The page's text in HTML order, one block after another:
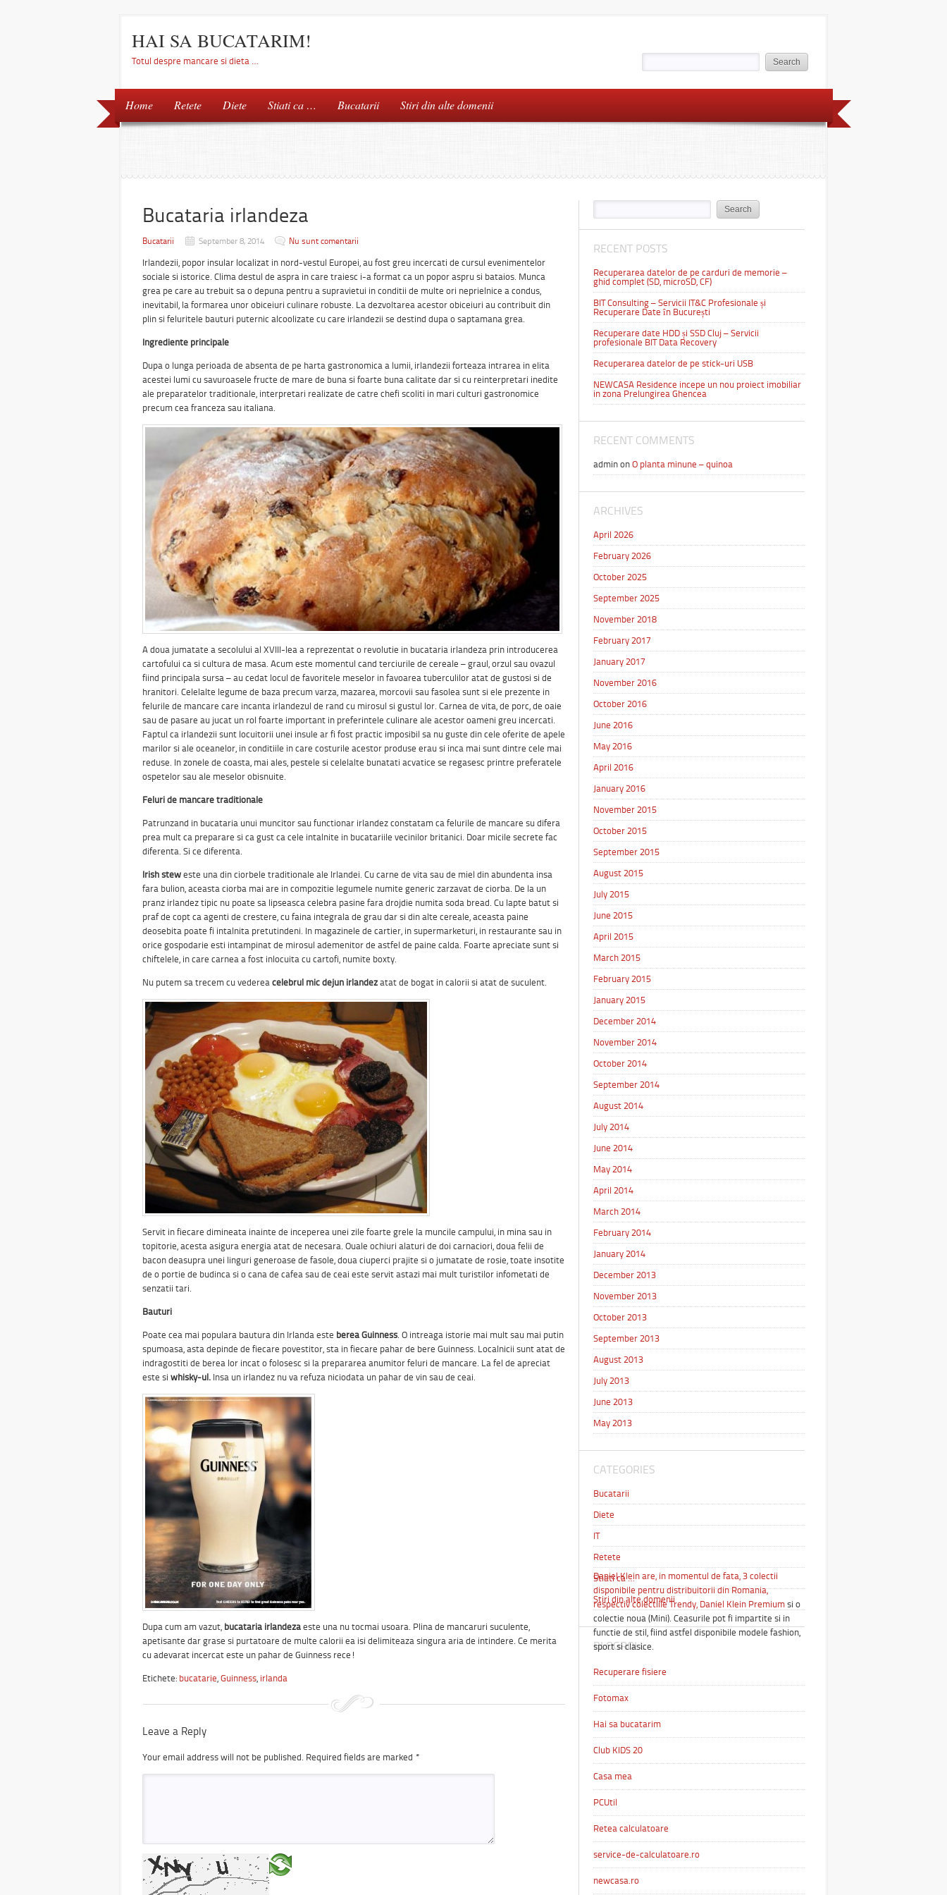
HAI SA BUCATARIM!
Totul despre mancare si dieta …
Home Retete Diete Stiati ca … Bucatarii Stiri din alte domenii
Bucataria irlandeza
Bucatarii September 8, 2014 Nu sunt comentarii
Irlandezii, popor insular localizat in nord-vestul Europei, au fost greu incercati de cursul evenimentelor
sociale si istorice. Clima destul de aspra in care traiesc i-a format ca un popor aspru si bataios. Munca
grea pe care au trebuit sa o depuna pentru a supravietui in conditii de multe ori neprielnice a condus,
inevitabil, la formarea unor obiceiuri culinare robuste. La dezvoltarea acestor obiceiuri au contribuit din
plin si feluritele bauturi puternic alcoolizate cu care irlandezii se destind dupa o saptamana grea.
Ingrediente principale
Dupa o lunga perioada de absenta de pe harta gastronomica a lumii, irlandezii forteaza intrarea in elita
acestei lumi cu savuroasele fructe de mare de buna si foarte buna calitate dar si cu reinterpretari inedite
ale preparatelor traditionale, interpretari realizate de catre chefi scoliti in mari culturi gastronomice
precum cea franceza sau italiana.
A doua jumatate a secolului al XVIII-lea a reprezentat o revolutie in bucataria irlandeza prin introducerea
cartofului ca si cultura de masa. Acum este momentul cand terciurile de cereale – graul, orzul sau ovazul
fiind principala sursa – au cedat locul de favoritele meselor in favoarea tuberculilor atat de gustosi si de
hranitori. Celelalte legume de baza precum varza, mazarea, morcovii sau fasolea sunt si ele prezente in
felurile de mancare care incanta irlandezul de rand cu mirosul si gustul lor. Carnea de vita, de porc, de oaie
sau de pasare au jucat un rol foarte important in preferintele culinare ale acestor oameni greu incercati.
Faptul ca irlandezii sunt locuitorii unei insule ar fi fost practic imposibil sa nu guste din cele oferite de apele
marilor si ale oceanelor, in conditiile in care costurile acestor produse erau si inca mai sunt dintre cele mai
reduse. In zonele de coasta, mai ales, pestele si celelalte bunatati acvatice se regasesc printre preferatele
ospetelor sau ale meselor obisnuite.
Feluri de mancare traditionale
Patrunzand in bucataria unui muncitor sau functionar irlandez constatam ca felurile de mancare su difera
prea mult ca preparare si ca gust ca cele intalnite in bucatariile vecinilor britanici. Doar micile secrete fac
diferenta. Si ce diferenta.
Irish stew este una din ciorbele traditionale ale Irlandei. Cu carne de vita sau de miel din abundenta insa
fara bulion, aceasta ciorba mai are in compozitie legumele numite generic zarzavat de ciorba. De la un
pranz irlandez tipic nu poate sa lipseasca celebra pasine fara drojdie numita soda bread. Cu lapte batut si
praf de copt ca agenti de crestere, cu faina integrala de grau dar si din alte cereale, aceasta paine
deosebita poate fi intalnita pretutindeni. In magazinele de cartier, in supermarketuri, in restaurante sau in
orice gospodarie esti intampinat de mirosul ademenitor de astfel de paine calda. Foarte apreciate sunt si
chiftelele, in care carnea a fost inlocuita cu cartofi, numite boxty.
Nu putem sa trecem cu vederea celebrul mic dejun irlandez atat de bogat in calorii si atat de suculent.
Servit in fiecare dimineata inainte de inceperea unei zile foarte grele la muncile campului, in mina sau in
topitorie, acesta asigura energia atat de necesara. Ouale ochiuri alaturi de doi carnaciori, doua felii de
bacon deasupra unei linguri generoase de fasole, doua ciuperci prajite si o jumatate de rosie, toate insotite
de o portie de budinca si o cana de cafea sau de ceai este servit astazi mai mult turistilor infometati de
senzatii tari.
Bauturi
Poate cea mai populara bautura din Irlanda este berea Guinness. O intreaga istorie mai mult sau mai putin
spumoasa, asta depinde de fiecare povestitor, sta in fiecare pahar de bere Guinness. Localnicii sunt atat de
indragostiti de berea lor incat o folosesc si la prepararea anumitor feluri de mancare. La fel de apreciat
este si whisky-ul. Insa un irlandez nu va refuza niciodata un pahar de vin sau de ceai.
Dupa cum am vazut, bucataria irlandeza este una nu tocmai usoara. Plina de mancaruri suculente,
apetisante dar grase si purtatoare de multe calorii ea isi delimiteaza singura aria de intindere. Ce merita
cu adevarat incercat este un pahar de Guinness rece!
Etichete: bucatarie, Guinness, irlanda
Leave a Reply
Your email address will not be published. Required fields are marked *
RECENT POSTS
Recuperarea datelor de pe carduri de memorie –
ghid complet (SD, microSD, CF)
BIT Consulting – Servicii IT&C Profesionale și
Recuperare Date în București
Recuperare date HDD și SSD Cluj – Servicii
profesionale BIT Data Recovery
Recuperarea datelor de pe stick-uri USB
NEWCASA Residence incepe un nou proiect imobiliar
in zona Prelungirea Ghencea
RECENT COMMENTS
admin on O planta minune – quinoa
ARCHIVES
April 2026
February 2026
October 2025
September 2025
November 2018
February 2017
January 2017
November 2016
October 2016
June 2016
May 2016
April 2016
January 2016
November 2015
October 2015
September 2015
August 2015
July 2015
June 2015
April 2015
March 2015
February 2015
January 2015
December 2014
November 2014
October 2014
September 2014
August 2014
July 2014
June 2014
May 2014
April 2014
March 2014
February 2014
January 2014
December 2013
November 2013
October 2013
September 2013
August 2013
July 2013
June 2013
May 2013
CATEGORIES
Bucatarii
Diete
IT
Retete
Stiati ca …
Stiri din alte domenii
BLOGROLL
Recuperare fisiere
Fotomax
Hai sa bucatarim
Club KIDS 20
Casa mea
PCUtil
Retea calculatoare
service-de-calculatoare.ro
newcasa.ro
Daniel Klein are, in momentul de fata, 3 colectii
disponibile pentru distribuitorii din Romania,
respectiv colectiile Trendy, Daniel Klein Premium si o
colectie noua (Mini). Ceasurile pot fi impartite si in
functie de stil, fiind astfel disponibile modele fashion,
sport si clasice.